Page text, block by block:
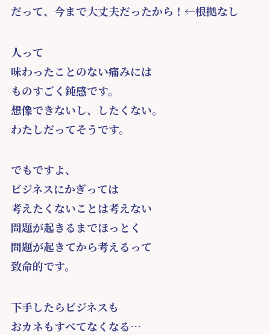
だって、今まで大丈夫だったから！←根拠なし
人って
味わったことのない痛みには
ものすごく鈍感です。
想像できないし、したくない。
わたしだってそうです。
でもですよ、
ビジネスにかぎっては
考えたくないことは考えない
問題が起きるまでほっとく
問題が起きてから考えるって
致命的です。
下手したらビジネスも
おカネもすべてなくなる…